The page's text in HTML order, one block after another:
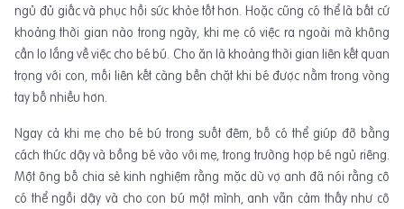
ngủ đủ giấc và phục hồi sức khỏe tốt hơn. Hoặc cũng có thể là bất cứ
khoảng thời gian nào trong ngày, khi mẹ có việc ra ngoài mà không
cần lo lắng về việc cho bé bú. Cho ăn là khoảng thời gian liên kết quan
trọng với con, mối liên kết càng bền chặt khi bé được nằm trong vòng
tay bố nhiều hơn.
Ngay cả khi mẹ cho bé bú trong suốt đêm, bố có thể giúp đỡ bằng
cách thức dậy và bồng bé vào với mẹ, trong trường hợp bé ngủ riêng.
Một ông bố chia sẻ kinh nghiệm rằng mặc dù vợ anh đã nói rằng cô
có thể ngồi dậy và cho con bú một mình, anh vẫn cảm thấy như cô